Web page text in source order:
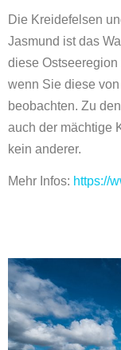
Die Kreidefelsen
Jasmund ist das
diese
wenn Sie diese
beobachten. Zu
auch der mächtige
kein anderer.
Mehr Infos: https://